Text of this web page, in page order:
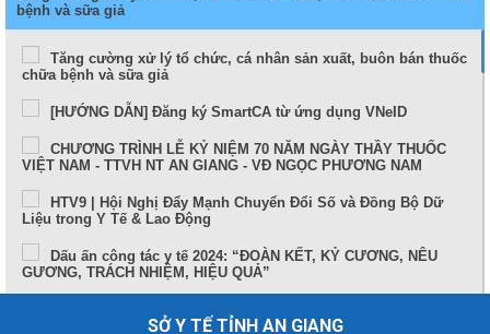
bệnh và sữa giả
Tăng cường xử lý tổ chức, cá nhân sản xuất, buôn bán thuốc
chữa bệnh và sữa giả
[HƯỚNG DẪN] Đăng ký SmartCA từ ứng dụng VNeID
CHƯƠNG TRÌNH LỄ KỶ NIỆM 70 NĂM NGÀY THẦY THUỐC
VIỆT NAM - TTVH NT AN GIANG - VĐ NGỌC PHƯƠNG NAM
HTV9 | Hội Nghị Đẩy Mạnh Chuyển Đổi Số và Đồng Bộ Dữ
Liệu trong Y Tế & Lao Động
Dấu ấn công tác y tế 2024: “ĐOÀN KẾT, KỶ CƯƠNG, NÊU
GƯƠNG, TRÁCH NHIỆM, HIỆU QUẢ”
SỞ Y TẾ TỈNH AN GIANG